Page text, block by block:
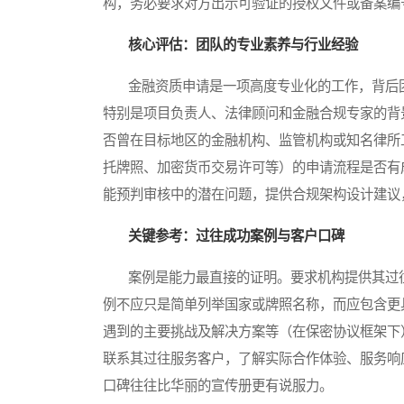
构，务必要求对方出示可验证的授权文件或备案编
核心评估：团队的专业素养与行业经验
金融资质申请是一项高度专业化的工作，背后
特别是项目负责人、法律顾问和金融合规专家的
否曾在目标地区的金融机构、监管机构或知名律
托牌照、加密货币交易许可等）的申请流程是否
能预判审核中的潜在问题，提供合规架构设计建
关键参考：过往成功案例与客户口碑
案例是能力最直接的证明。要求机构提供其过
例不应只是简单列举国家或牌照名称，而应包含
遇到的主要挑战及解决方案等（在保密协议框架
联系其过往服务客户，了解实际合作体验、服务
口碑往往比华丽的宣传册更有说服力。